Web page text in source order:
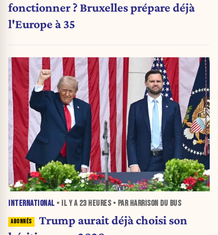
fonctionner ? Bruxelles prépare déjà
l'Europe à 35
INTERNATIONAL • IL Y A 23 HEURES• PAR HARRISON DU BUS
Trump aurait déjà choisi son